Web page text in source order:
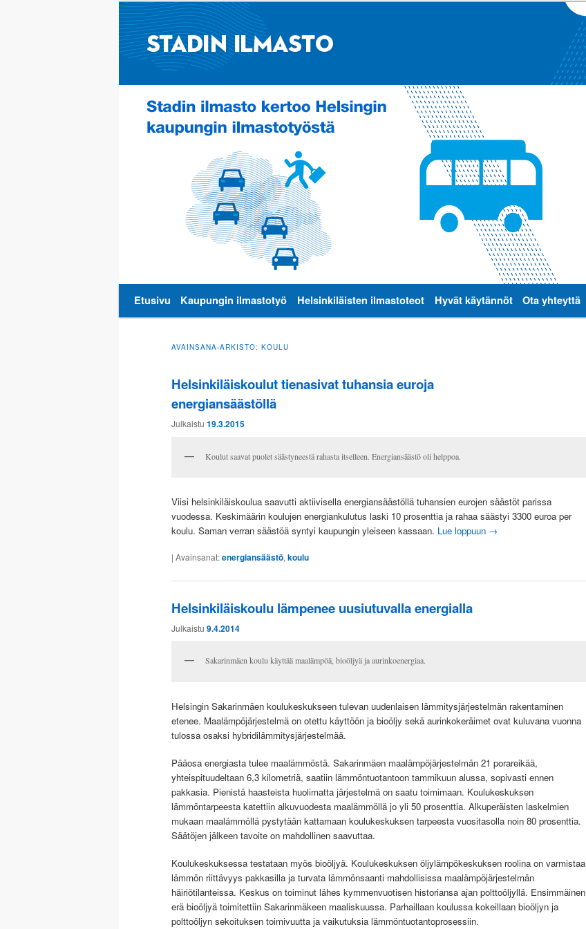
Päävalikko
Siirry
sisältöön
Siirry
toissijaiseen
sisältöön
Etusivu Kaupungin ilmastotyö Helsinkiläisten ilmastoteot Hyvät käytännöt Ota yhteyttä
AVAINSANA-ARKISTO: KOULU
Helsinkiläiskoulut tienasivat tuhansia euroja
energiansäästöllä
Julkaistu 19.3.2015
Koulut saavat puolet säästyneestä rahasta itselleen. Energiansäästö oli helppoa.
Viisi helsinkiläiskoulua saavutti aktiivisella energiansäästöllä tuhansien eurojen säästöt parissa
vuodessa. Keskimäärin koulujen energiankulutus laski 10 prosenttia ja rahaa säästyi 3300 euroa per
koulu. Saman verran säästöä syntyi kaupungin yleiseen kassaan. Lue loppuun →
| Avainsanat:energiansäästö, koulu
Helsinkiläiskoulu lämpenee uusiutuvalla energialla
Julkaistu 9.4.2014
Sakarinmäen koulu käyttää maalämpöä, bioöljyä ja aurinkoenergiaa.
Helsingin Sakarinmäen koulukeskukseen tulevan uudenlaisen lämmitysjärjestelmän rakentaminen
etenee. Maalämpöjärjestelmä on otettu käyttöön ja bioöljy sekä aurinkokeräimet ovat kuluvana vuonna
tulossa osaksi hybridilämmitysjärjestelmää.
Pääosa energiasta tulee maalämmöstä. Sakarinmäen maalämpöjärjestelmän 21 porareikää,
yhteispituudeltaan 6,3 kilometriä, saatiin lämmöntuotantoon tammikuun alussa, sopivasti ennen
pakkasia. Pienistä haasteista huolimatta järjestelmä on saatu toimimaan. Koulukeskuksen
lämmöntarpeesta katettiin alkuvuodesta maalämmöllä jo yli 50 prosenttia. Alkuperäisten laskelmien
mukaan maalämmöllä pystytään kattamaan koulukeskuksen tarpeesta vuositasolla noin 80 prosenttia.
Säätöjen jälkeen tavoite on mahdollinen saavuttaa.
Koulukeskuksessa testataan myös bioöljyä. Koulukeskuksen öljylämpökeskuksen roolina on varmistaa
lämmön riittävyys pakkasilla ja turvata lämmönsaanti mahdollisissa maalämpöjärjestelmän
häiriötilanteissa. Keskus on toiminut lähes kymmenvuotisen historiansa ajan polttoöljyllä. Ensimmäinen
erä bioöljyä toimitettiin Sakarinmäkeen maaliskuussa. Parhaillaan koulussa kokeillaan bioöljyn ja
polttoöljyn sekoituksen toimivuutta ja vaikutuksia lämmöntuotantoprosessiin.